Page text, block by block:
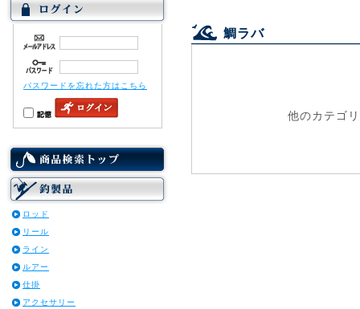
パスワードを忘れた方はこちら
ロッド
リール
ライン
ルアー
仕掛
アクセサリー
鯛ラバ
他のカテゴ